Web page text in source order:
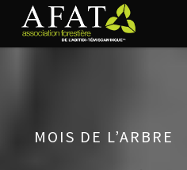
MOIS DE L’ARBRE